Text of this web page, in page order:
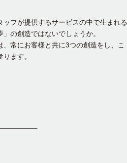
ッフが提供するサービスの中で生まれる
」の創造ではないでしょうか。
常にお客様と共に3つの創造をし、こ
ます。